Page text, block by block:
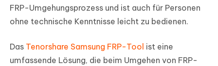
FRP-Umgehungsprozess und ist auch für Personen
ohne technische Kenntnisse leicht zu bedienen.
Das Tenorshare Samsung FRP-Tool ist eine
umfassende Lösung, die beim Umgehen von FRP-